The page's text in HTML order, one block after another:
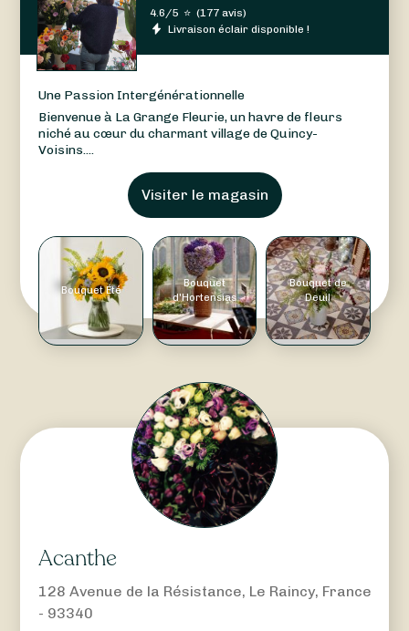
4.6/5 ⭐ (177 avis)
Livraison éclair disponible !
Une Passion Intergénérationnelle
Bienvenue à La Grange Fleurie, un havre de fleurs
niché au cœur du charmant village de Quincy-
Voisins....
Visiter le magasin
Bouquet Été
Bouquet
d'Hortensias
Bouquet de
Deuil
Acanthe
128 Avenue de la Résistance, Le Raincy, France
- 93340